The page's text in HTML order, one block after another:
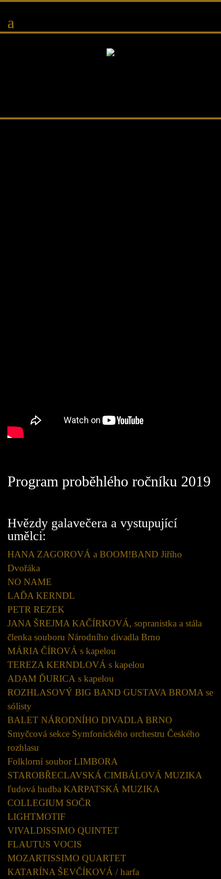
Program proběhlého ročníku 2019
Hvězdy galavečera a vystupující
umělci:
HANA ZAGOROVÁ a BOOM!BAND Jiřího
Dvořáka
NO NAME
LAĎA KERNDL
PETR REZEK
JANA ŠREJMA KAČÍRKOVÁ, sopranistka a stála
členka souboru Národního divadla Brno
MÁRIA ČÍROVÁ s kapelou
TEREZA KERNDLOVÁ s kapelou
ADAM ĎURICA s kapelou
ROZHLASOVÝ BIG BAND GUSTAVA BROMA se
sólisty
BALET NÁRODNÍHO DIVADLA BRNO
Smyčcová sekce Symfonického orchestru Českého
rozhlasu
Folklorní soubor LIMBORA
STAROBŘECLAVSKÁ CIMBÁLOVÁ MUZIKA
ľudová hudba KARPATSKÁ MUZIKA
COLLEGIUM SOČR
LIGHTMOTIF
VIVALDISSIMO QUINTET
FLAUTUS VOCIS
MOZARTISSIMO QUARTET
KATARÍNA ŠEVČÍKOVÁ / harfa